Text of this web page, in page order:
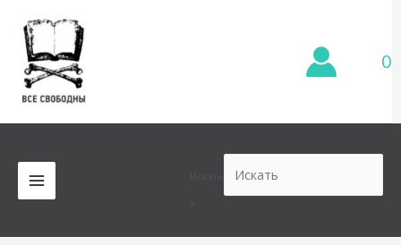
содержимому
0
MAIN
MENU